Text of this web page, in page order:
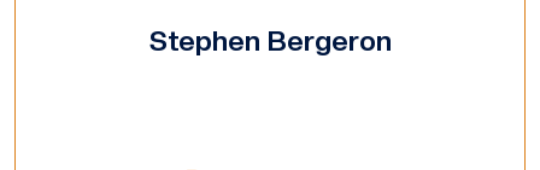
Stephen Bergeron